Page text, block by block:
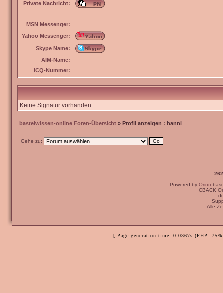
Private Nachricht:
MSN Messenger:
Yahoo Messenger:
Skype Name:
AIM-Name:
ICQ-Nummer:
Keine Signatur vorhanden
bastelwissen-online Foren-Übersicht » Profil anzeigen : hanni
Gehe zu:
Powered by Orion
CBACK
:-:
Alle
[ Page generation time: 0.0367s (PHP: